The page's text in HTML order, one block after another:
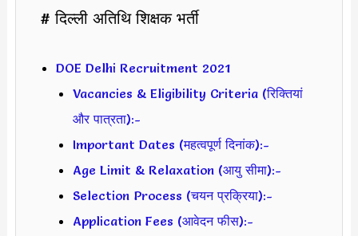
# दिल्ली अतिथि शिक्षक भर्ती
DOE Delhi Recruitment 2021
Vacancies & Eligibility Criteria (रिक्तियां
और पात्रता):-
Important Dates (महत्वपूर्ण दिनांक):-
Age Limit & Relaxation (आयु सीमा):-
Selection Process (चयन प्रक्रिया):-
Application Fees (आवेदन फीस):-